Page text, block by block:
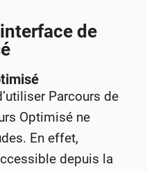
de
Parcours de
Optimisé ne
En effet,
depuis la